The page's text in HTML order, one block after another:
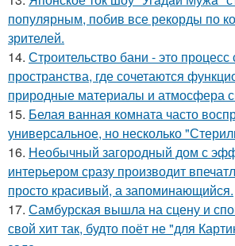
популярным, побив все рекорды по
зрителей.
14. Строительство бани - это процесс
пространства, где сочетаются
природные материалы и атмосфера
15. Белая ванная комната часто
универсальное, но несколько
16. Необычный загородный дом с
интерьером сразу производит
просто красивый, а запоминающийся.
17. Самбурская вышла на сцену и
свой хит так, будто поёт не "для